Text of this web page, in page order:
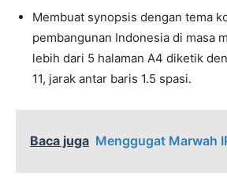
Membuat synopsis dengan tema
pembangunan Indonesia di masa
lebih dari 5 halaman A4 diketik
11, jarak antar baris 1.5 spasi.
Baca juga Menggugat Marwah